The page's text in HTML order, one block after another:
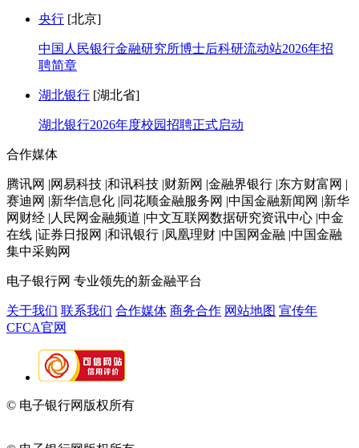
央行 [北京]
中国人民银行金融研究所博士后科研流动站2026年招
聘简章
湖北银行 [湖北省]
湖北银行2026年度校园招聘正式启动
合作媒体
腾讯网 |网易科技 |和讯科技 |财新网 |金融界银行 |东方财富网 |
赛迪网 |新华信息化 |同花顺金融服务网 |中国金融新闻网 |新华
网财经 |人民网金融频道 |中文互联网数据研究资讯中心 |中金
在线 |证券日报网 |和讯银行 |凤凰理财 |中国网金融 |中国金融
集中采购网
电子银行网 专业领先的新金融平台
关于我们 联系我们 合作媒体 商务合作 网站地图 宣传年
CFCA官网
© 电子银行网版权所有